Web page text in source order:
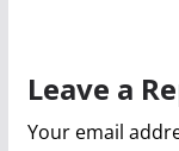
Leave a
Your email